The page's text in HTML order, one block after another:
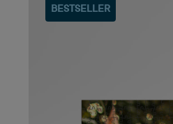
BESTSELLER